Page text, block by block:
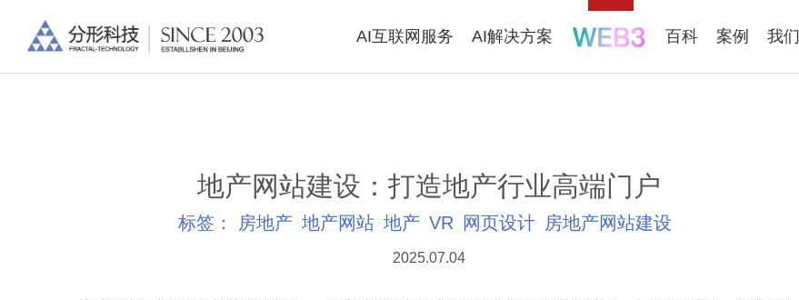
AI互联网服务 AI解决方案 百科 案例 我们
地产网站建设：打造地产行业高端门户
标签： 房地产 地产网站 地产 VR 网页设计 房地产网站建设
2025.07.04